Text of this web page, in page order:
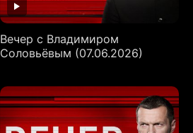
Вечер с Владимиром
Соловьёвым (07.06.2026)